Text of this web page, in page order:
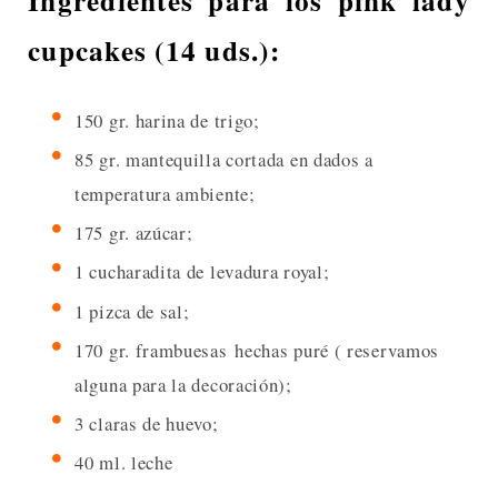
cupcakes (14 uds.):
150 gr. harina de trigo;
85 gr. mantequilla cortada en dados a
temperatura ambiente;
175 gr. azúcar;
1 cucharadita de levadura royal;
1 pizca de sal;
170 gr. frambuesas hechas puré ( reservamos
alguna para la decoración);
3 claras de huevo;
40 ml. leche